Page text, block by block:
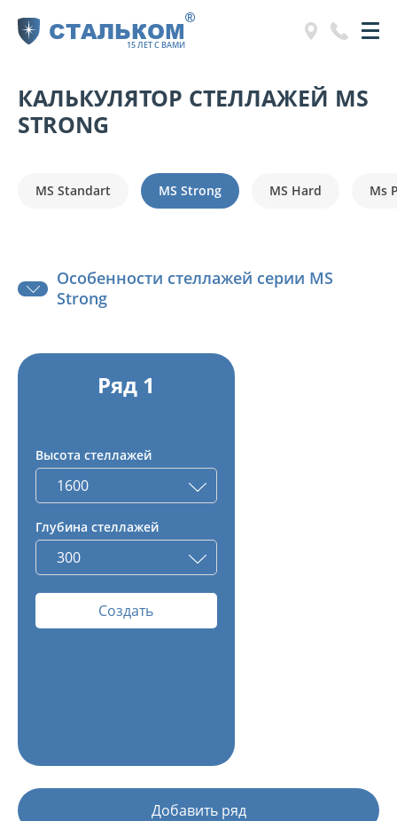
СТАЛЬКОМ
15 ЛЕТ С ВАМИ
®
КАЛЬКУЛЯТОР СТЕЛЛАЖЕЙ MS
STRONG
MS Standart MS Strong MS Hard Ms
Особенности стеллажей серии MS
Strong
Ряд 1
Высота стеллажей
Глубина стеллажей
Создать
Добавить ряд